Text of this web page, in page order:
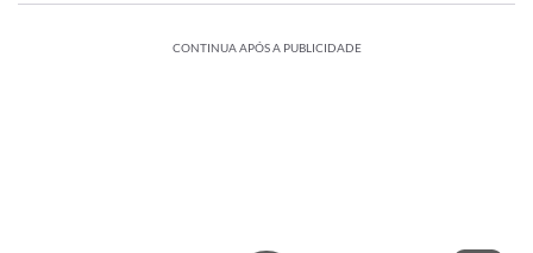
CONTINUA APÓS A PUBLICIDADE